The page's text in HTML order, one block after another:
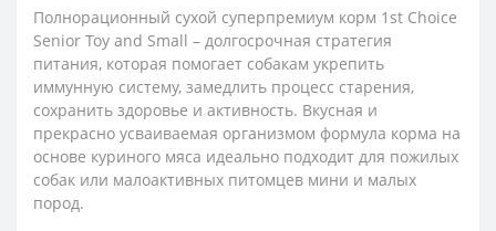
Полнорационный сухой суперпремиум корм 1st Choice
Senior Toy and Small – долгосрочная стратегия
питания, которая помогает собакам укрепить
иммунную систему, замедлить процесс старения,
сохранить здоровье и активность. Вкусная и
прекрасно усваиваемая организмом формула корма на
основе куриного мяса идеально подходит для пожилых
собак или малоактивных питомцев мини и малых
пород.